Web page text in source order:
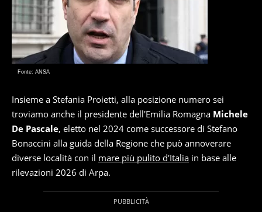
Fonte: ANSA
Insieme a Stefania Proietti, alla posizione numero sei
troviamo anche il presidente dell'Emilia Romagna Michele
De Pascale, eletto nel 2024 come successore di Stefano
Bonaccini alla guida della Regione che può annoverare
diverse località con il mare più pulito d'Italia in base alle
rilevazioni 2026 di Arpa.